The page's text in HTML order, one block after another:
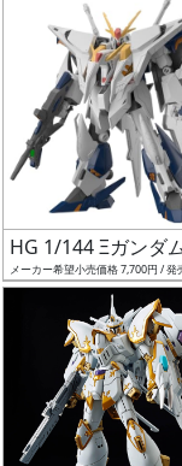
価
格
定
予
HG 1/144 Ξガンダ
メーカー希望小売価格 7,700円 / 発